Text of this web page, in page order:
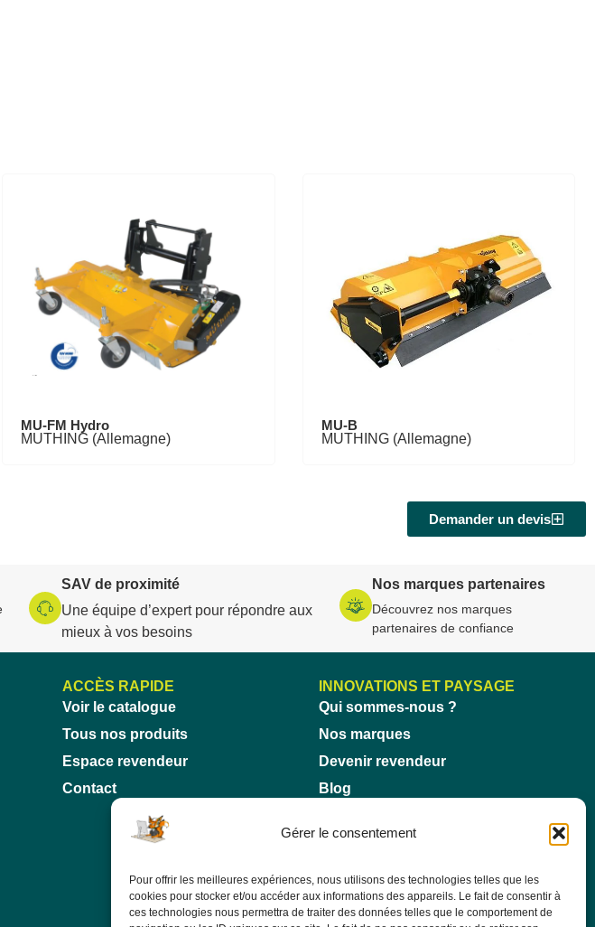
Gérer le consentement
Pour offrir les meilleures expériences, nous utilisons des technologies telles que les
cookies pour stocker et/ou accéder aux informations des appareils. Le fait de consentir à
ces technologies nous permettra de traiter des données telles que le comportement de
MU-FM Hydro
MUTHING (Allemagne)
MU-B
MUTHING (Allemagne)
Demander un devis
SAV de proximité
Une équipe d’expert pour répondre aux
mieux à vos besoins
Nos marques partenaires
Découvrez nos marques
partenaires de confiance
ACCÈS RAPIDE
Voir le catalogue
Tous nos produits
Espace revendeur
Contact
INNOVATIONS ET PAYSAGE
Qui sommes-nous ?
Nos marques
Devenir revendeur
Blog